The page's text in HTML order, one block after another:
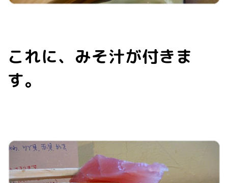
これに、みそ汁が付きま
す。